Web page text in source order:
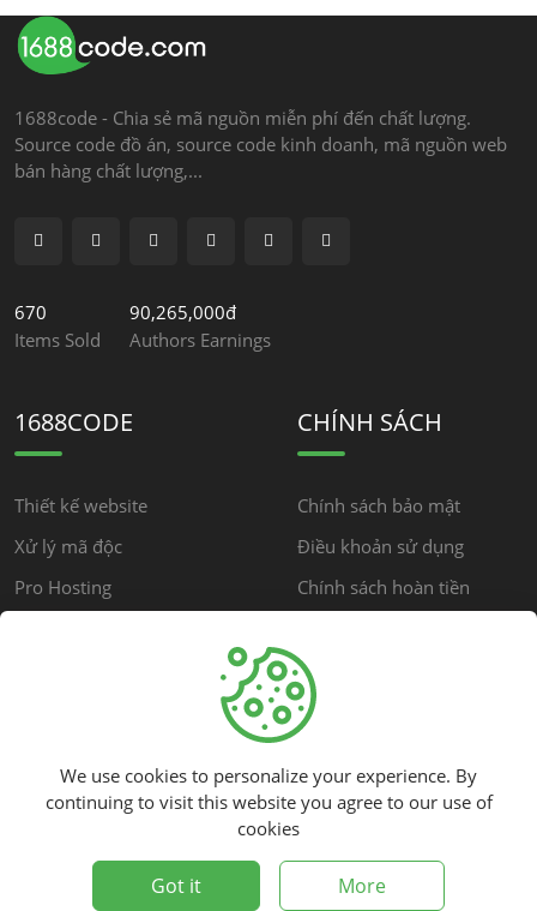
1688code - Chia sẻ mã nguồn miễn phí đến chất lượng.
Source code đồ án, source code kinh doanh, mã nguồn web
bán hàng chất lượng,...
670
Items Sold
90,265,000đ
Authors Earnings
1688CODE
Thiết kế website
Xử lý mã độc
Pro Hosting
CHÍNH SÁCH
Chính sách bảo mật
Điều khoản sử dụng
Chính sách hoàn tiền
Trung tâm hỗ trợ
©20261688code - All rights reserved.
We use cookies to personalize your experience. By
continuing to visit this website you agree to our use of
cookies
Got it More